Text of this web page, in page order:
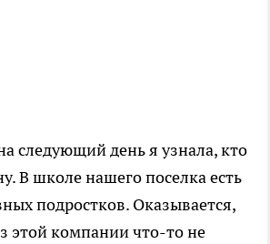
следующий день я узнала, кто
В школе нашего поселка есть
подростков. Оказывается,
этой компании что-то не